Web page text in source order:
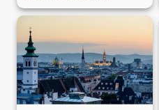
Ταξίδι στην Βιέννη (25η
Μαρτίου) → 5 ημέρες
από 163€, αεροπορικά
και διαμονή